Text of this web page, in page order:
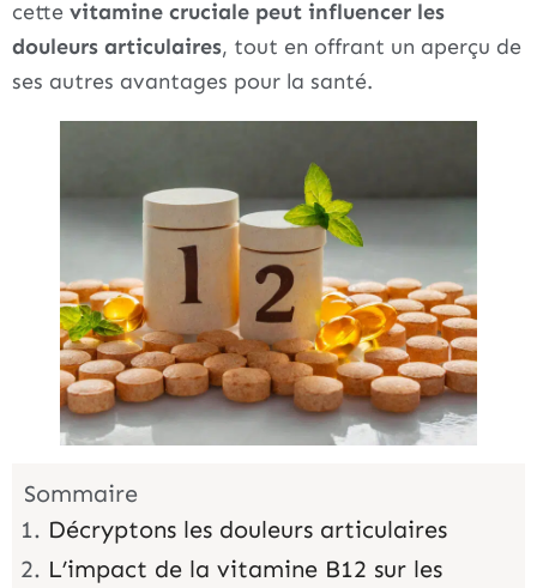
cette vitamine cruciale peut influencer les
douleurs articulaires, tout en offrant un aperçu de
ses autres avantages pour la santé.
Sommaire
Décryptons les douleurs articulaires
L’impact de la vitamine B12 sur les